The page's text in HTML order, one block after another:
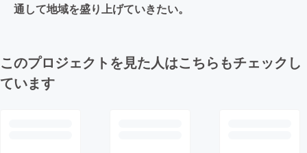
通して地域を盛り上げていきたい。
このプロジェクトを見た人はこちらもチェックし
ています